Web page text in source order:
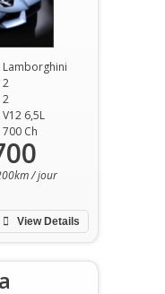
Lamborghini
2
2
V12 6,5L
700 Ch
View Details
/ jour